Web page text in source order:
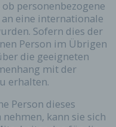
personenbezogene
eine internationale
Sofern dies der
Person im Übrigen
die geeigneten
mit der
erhalten.
Person dieses
kann sie sich
Verarbeitung
Angabe von
zu registrieren.
dabei an den
übermittelt
der jeweiligen
Registrierung
Person
Daten werden
bei dem